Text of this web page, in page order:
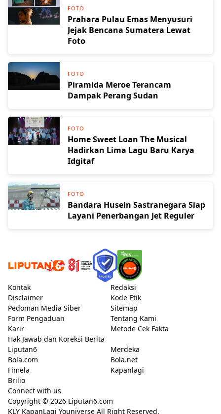
FOTO
Prahara Pulau Emas Menyusuri
Jejak Bencana Sumatera Lewat
Foto
FOTO
Piramida Meroe Terancam
Dampak Perang Sudan
FOTO
Home Sweet Loan The Musical
Hadirkan Lima Lagu Baru Karya
Idgitaf
FOTO
Bandara Husein Sastranegara Siap
Layani Penerbangan Jet Reguler
Kontak
Redaksi
Disclaimer
Kode Etik
Pedoman Media Siber
Sitemap
Form Pengaduan
Tentang Kami
Karir
Metode Cek Fakta
Hak Jawab dan Koreksi Berita
Liputan6
Merdeka
Bola.com
Bola.net
Fimela
Kapanlagi
Brilio
Connect with us
Copyright © 2026 Liputan6.com
KLY KapanLagi Youniverse All Right Reserved.